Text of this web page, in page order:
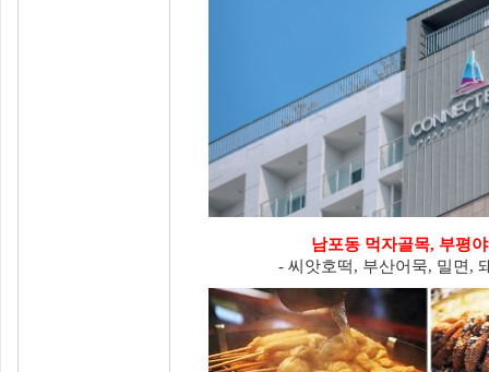
남포동 먹자골목, 부평
- 씨앗호떡, 부산어묵, 밀면,